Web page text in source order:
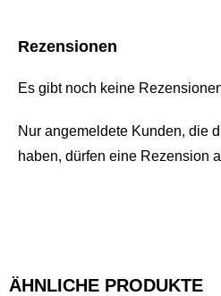
Rezensionen
Es gibt noch keine
Nur angemeldete Kunden, die
haben, dürfen eine Rezension
ÄHNLICHE PRODUKTE